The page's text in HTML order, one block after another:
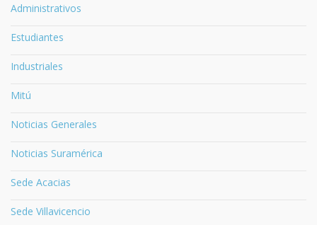
Administrativos
Estudiantes
Industriales
Mitú
Noticias Generales
Noticias Suramérica
Sede Acacias
Sede Villavicencio